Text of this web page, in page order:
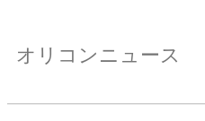
オリコンニュース